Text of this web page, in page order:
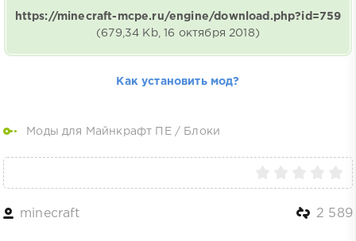
https://minecraft-mcpe.ru/engine/download.php?id=759
(679,34 Kb, 16 октября 2018)
Как установить мод?
Моды для Майнкрафт ПЕ / Блоки
minecraft 2 589